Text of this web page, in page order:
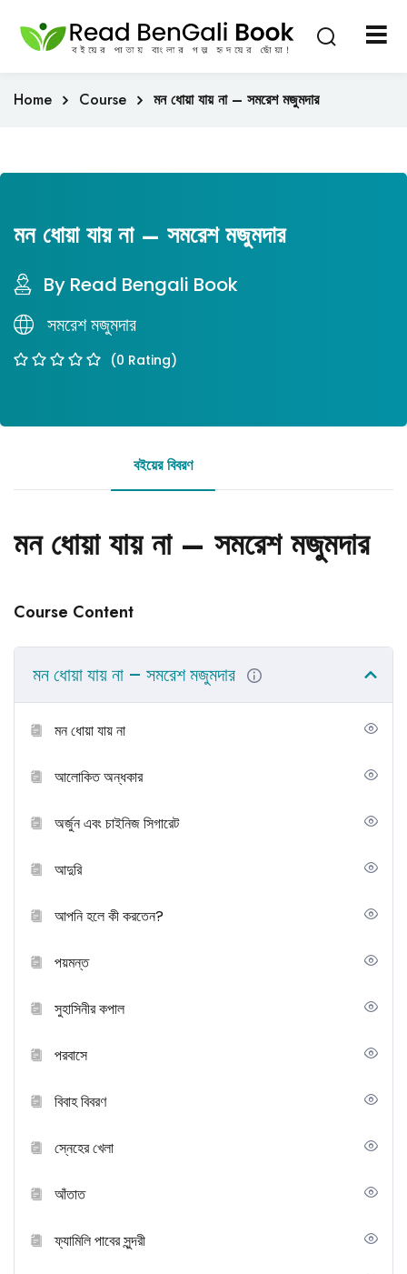
Home Course মন ধোয়া যায় না – সমরেশ মজুমদার
মন ধোয়া যায় না – সমরেশ মজুমদার
By Read Bengali Book
সমরেশ মজুমদার
(0 Rating)
বইয়ের বিবরণ
মন ধোয়া যায় না – সমরেশ মজুমদার
Course Content
মন ধোয়া যায় না – সমরেশ মজুমদার
মন ধোয়া যায় না
আলোকিত অন্ধকার
অর্জুন এবং চাইনিজ সিগারেট
আদুরি
আপনি হলে কী করতেন?
পয়মন্ত
সুহাসিনীর কপাল
পরবাসে
বিবাহ বিবরণ
স্নেহের খেলা
আঁতাত
ফ্যামিলি পাবের সুন্দরী
Sign in Sign up
Sign in
Remember me